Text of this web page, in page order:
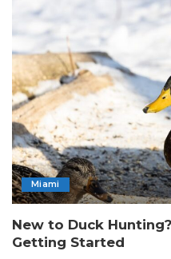
Miami
New to Duck
Getting Started